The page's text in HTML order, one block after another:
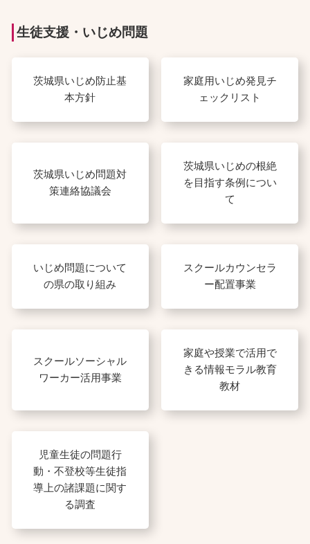
生徒支援・いじめ問題
茨城県いじめ防止基
本方針
家庭用いじめ発見チ
ェックリスト
茨城県いじめ問題対
策連絡協議会
茨城県いじめの根絶
を目指す条例につい
て
いじめ問題について
の県の取り組み
スクールカウンセラ
ー配置事業
スクールソーシャル
ワーカー活用事業
家庭や授業で活用で
きる情報モラル教育
教材
児童生徒の問題行
動・不登校等生徒指
導上の諸課題に関す
る調査